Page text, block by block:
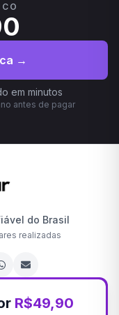
→
em minutos
antes de pagar
do Brasil
realizadas
R$49,90